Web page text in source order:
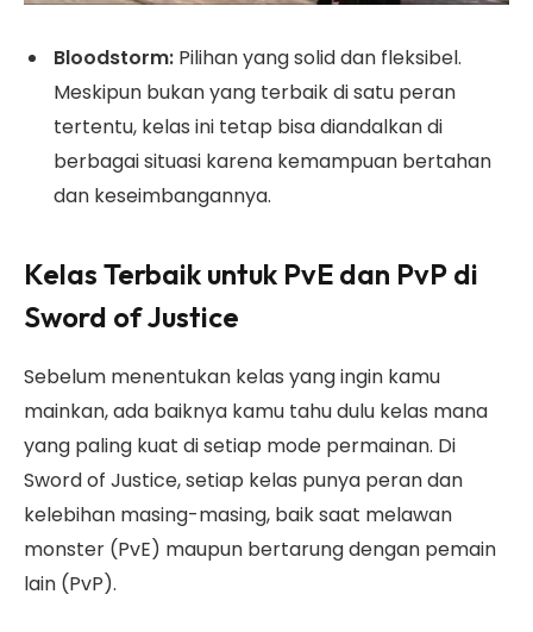
Bloodstorm: Pilihan yang solid dan fleksibel.
Meskipun bukan yang terbaik di satu peran
tertentu, kelas ini tetap bisa diandalkan di
berbagai situasi karena kemampuan bertahan
dan keseimbangannya.
Kelas Terbaik untuk PvE dan PvP di
Sword of Justice
Sebelum menentukan kelas yang ingin kamu
mainkan, ada baiknya kamu tahu dulu kelas mana
yang paling kuat di setiap mode permainan. Di
Sword of Justice, setiap kelas punya peran dan
kelebihan masing-masing, baik saat melawan
monster (PvE) maupun bertarung dengan pemain
lain (PvP).